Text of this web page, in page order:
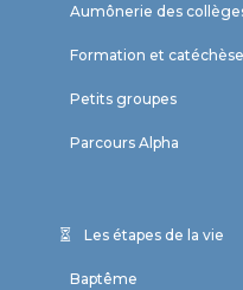
Aumônerie des
Formation et
Petits groupes
Parcours Alpha
Les étapes de la vie
Baptême